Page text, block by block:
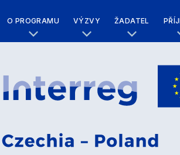
O PROGRAMU VÝZVY ŽADATEL